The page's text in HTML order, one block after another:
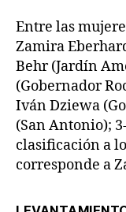
Entre las
Zamira
Behr (Jardín
(Gobernador
Iván Dziewa
(San Antonio);
clasificación a
corresponde a